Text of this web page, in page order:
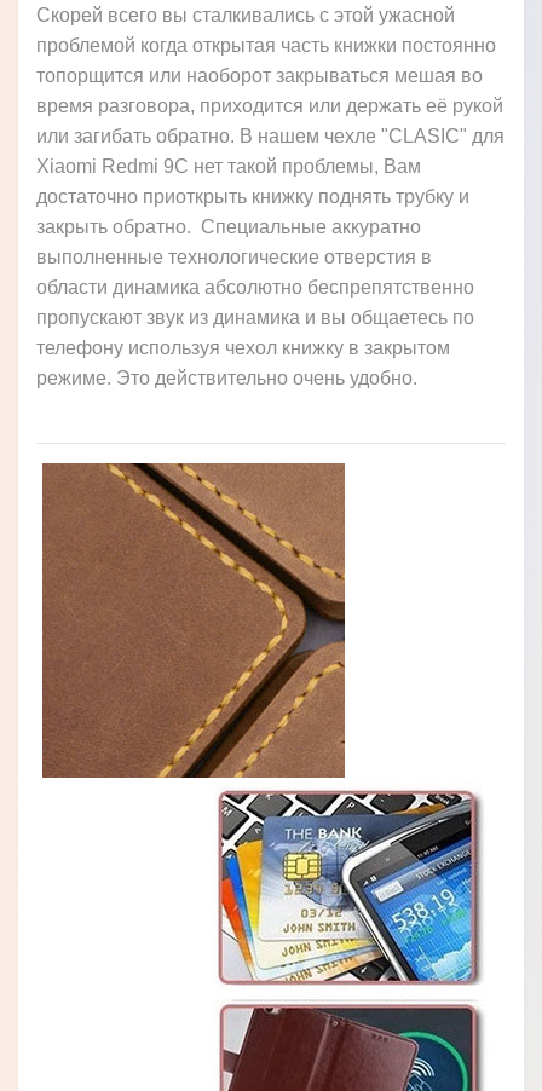
Скорей всего вы сталкивались с этой ужасной
проблемой когда открытая часть книжки постоянно
топорщится или наоборот закрываться мешая во
время разговора, приходится или держать её рукой
или загибать обратно. В нашем чехле "CLASIC" для
Xiaomi Redmi 9C нет такой проблемы, Вам
достаточно приоткрыть книжку поднять трубку и
закрыть обратно. Специальные аккуратно
выполненные технологические отверстия в
области динамика абсолютно беспрепятственно
пропускают звук из динамика и вы общаетесь по
телефону используя чехол книжку в закрытом
режиме. Это действительно очень удобно.